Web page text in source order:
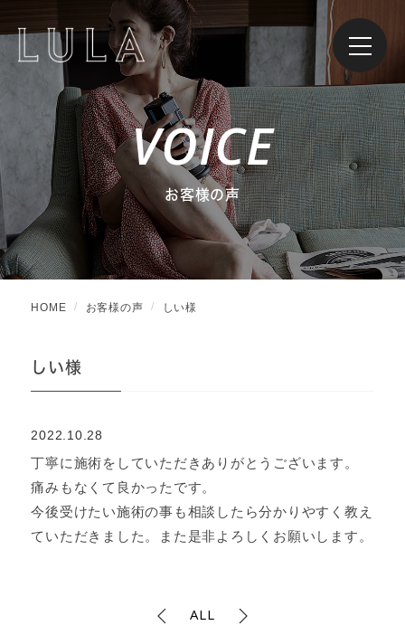
VOICE
お客様の声
HOME お客様の声 しい様
しい様
2022.10.28
丁寧に施術をしていただきありがとうございます。
痛みもなくて良かったです。
今後受けたい施術の事も相談したら分かりやすく教え
ていただきました。また是非よろしくお願いします。
ALL